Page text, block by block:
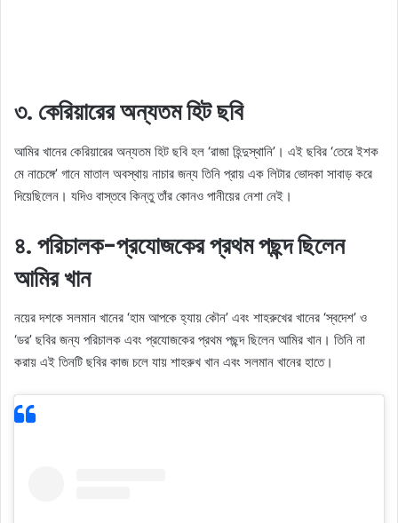
৩. কেরিয়ারের অন্যতম হিট ছবি
আমির খানের কেরিয়ারের অন্যতম হিট ছবি হল ‘রাজা হিন্দুস্থানি’। এই ছবির ‘তেরে ইশক
মে নাচেঙ্গে’ গানে মাতাল অবস্থায় নাচার জন্য তিনি প্রায় এক লিটার ভোদকা সাবাড় করে
দিয়েছিলেন। যদিও বাস্তবে কিন্তু তাঁর কোনও পানীয়ের নেশা নেই।
৪. পরিচালক-প্রযোজকের প্রথম পছন্দ ছিলেন
আমির খান
নয়ের দশকে সলমান খানের ‘হাম আপকে হ্যায় কৌন’ এবং শাহরুখের খানের ‘স্বদেশ’ ও
‘ডর’ ছবির জন্য পরিচালক এবং প্রযোজকের প্রথম পছন্দ ছিলেন আমির খান। তিনি না
করায় এই তিনটি ছবির কাজ চলে যায় শাহরুখ খান এবং সলমান খানের হাতে।